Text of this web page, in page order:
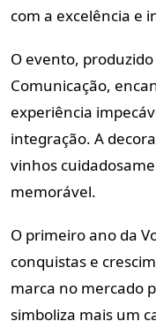
com a excelência e
O evento,
Comunicação,
experiência
integração. A
vinhos
memorável.
O primeiro ano da
conquistas e
marca no mercado
simboliza mais um